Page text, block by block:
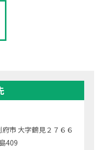
市 大字鶴見２７６６
409